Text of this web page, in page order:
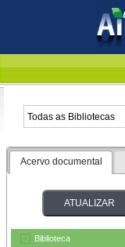
Acervo documental
Biblioteca